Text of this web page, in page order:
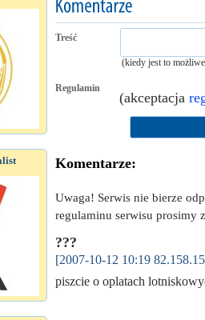
Treść
(kiedy jest to
Regulamin
(akceptacja
Komentarze:
Uwaga! Serwis nie bierze
regulaminu serwisu prosimy
???
[2007-10-12 10:19
piszcie o oplatach